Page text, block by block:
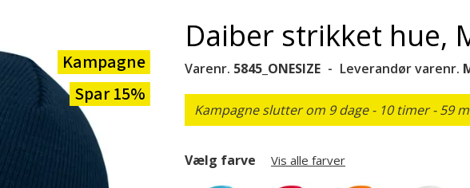
Kampagne
Spar 15%
Daiber strikket hue,
Varenr. 5845_ONESIZE Leverandør varenr.
Kampagne slutter om 9 dage - 10 timer - 59
Vælg farve Vis alle farver